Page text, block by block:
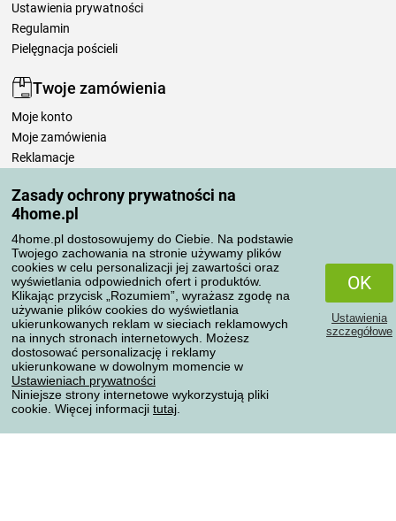
Zasady ochrony prywatności na
4home.pl
4home.pl dostosowujemy do Ciebie. Na podstawie
Twojego zachowania na stronie używamy plików
cookies w celu personalizacji jej zawartości oraz
wyświetlania odpowiednich ofert i produktów.
Klikając przycisk „Rozumiem”, wyrażasz zgodę na
używanie plików cookies do wyświetlania
ukierunkowanych reklam w sieciach reklamowych
na innych stronach internetowych. Możesz
dostosować personalizację i reklamy
ukierunkowane w dowolnym momencie w
Ustawieniach prywatności
Niniejsze strony internetowe wykorzystują pliki
cookie. Więcej informacji tutaj
OK
Ustawienia
szczegółowe
Ustawienia prywatności
Regulamin
Pielęgnacja pościeli
Twoje zamówienia
Moje konto
Moje zamówienia
Reklamacje
Zasady przetwarzania recenzji
Sposoby transportu
Metody płatności
Niezawodny sklep